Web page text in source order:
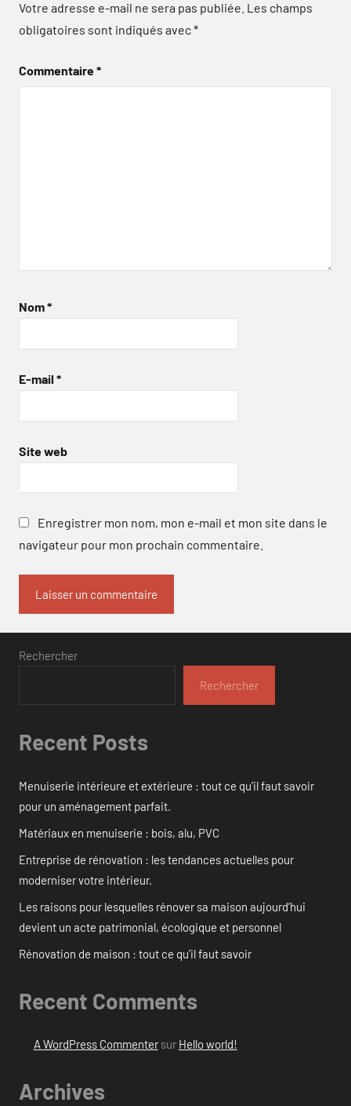
Votre adresse e-mail ne sera pas publiée. Les champs
obligatoires sont indiqués avec*
Commentaire*
Nom*
E-mail *
Site web
Enregistrer mon nom, mon e-mail et mon site dans le
navigateur pour mon prochain commentaire.
Rechercher
Rechercher
Recent Posts
Menuiserie intérieure et extérieure : tout ce qu’il faut savoir
pour un aménagement parfait.
Matériaux en menuiserie : bois, alu, PVC
Entreprise de rénovation : les tendances actuelles pour
moderniser votre intérieur.
Les raisons pour lesquelles rénover sa maison aujourd’hui
devient un acte patrimonial, écologique et personnel
Rénovation de maison : tout ce qu’il faut savoir
Recent Comments
A WordPress Commentersur Hello world!
Archives